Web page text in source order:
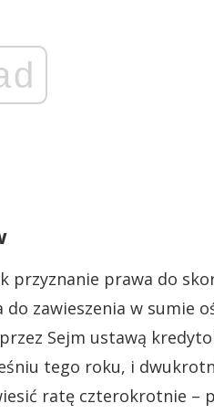
przyznanie prawa do
zawieszenia w sumie
Sejm ustawą
tego roku, i
ratę czterokrotnie –